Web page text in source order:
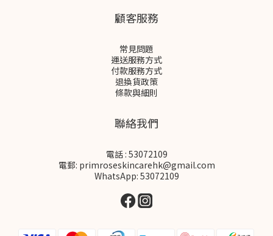
顧客服務
常見問題
運送服務方式
付款服務方式
退換貨政策
條款與細則
聯絡我們
電話 : 53072109
電郵: primroseskincarehk@gmail.com
WhatsApp: 53072109